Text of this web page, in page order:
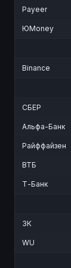
Payeer
ЮMoney
Binance
СБЕР
Альфа-Банк
Райффайзен
ВТБ
Т-Банк
ЗК
WU